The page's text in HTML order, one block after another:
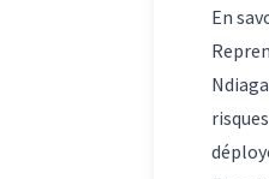
En